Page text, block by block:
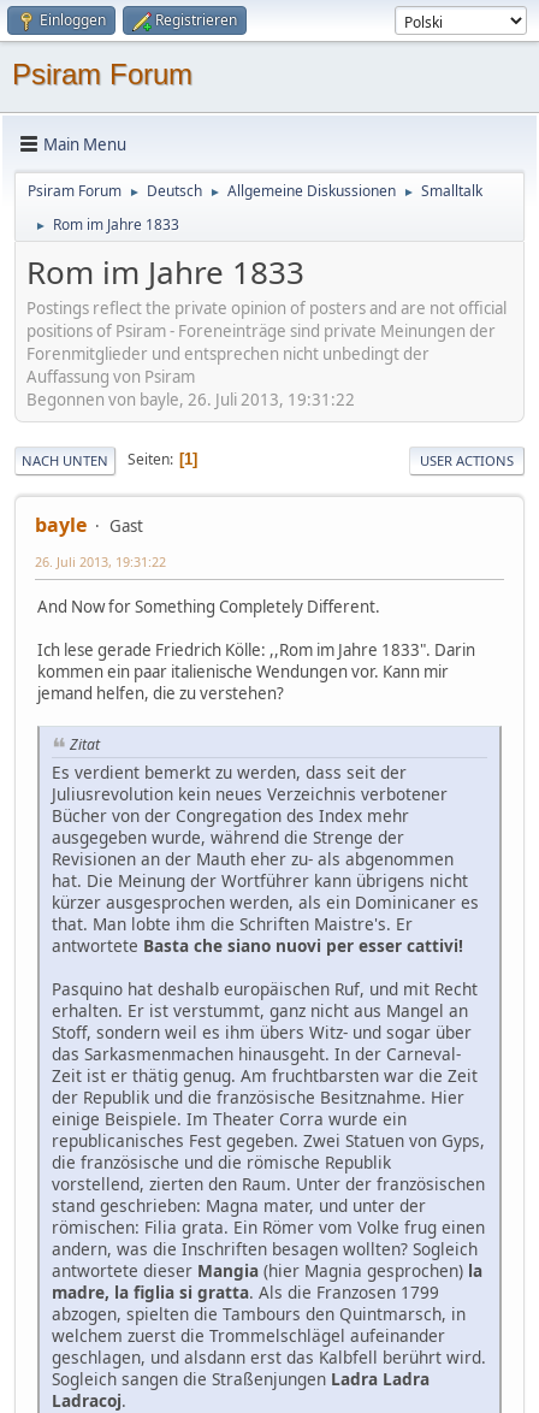
Einloggen Registrieren
Psiram Forum
Main Menu
Psiram Forum ► Deutsch ► Allgemeine Diskussionen ► Smalltalk
► Rom im Jahre 1833
Rom im Jahre 1833
Postings reflect the private opinion of posters and are not official
positions of Psiram - Foreneinträge sind private Meinungen der
Forenmitglieder und entsprechen nicht unbedingt der
Auffassung von Psiram
Begonnen von bayle, 26. Juli 2013, 19:31:22
NACH UNTEN Seiten 1 USER ACTIONS
bayle Gast
26. Juli 2013, 19:31:22
And Now for Something Completely Different.
Ich lese gerade Friedrich Kölle: ,,Rom im Jahre 1833". Darin
kommen ein paar italienische Wendungen vor. Kann mir
jemand helfen, die zu verstehen?
Zitat
Es verdient bemerkt zu werden, dass seit der
Juliusrevolution kein neues Verzeichnis verbotener
Bücher von der Congregation des Index mehr
ausgegeben wurde, während die Strenge der
Revisionen an der Mauth eher zu- als abgenommen
hat. Die Meinung der Wortführer kann übrigens nicht
kürzer ausgesprochen werden, als ein Dominicaner es
that. Man lobte ihm die Schriften Maistre's. Er
antwortete Basta che siano nuovi per esser cattivi!
Pasquino hat deshalb europäischen Ruf, und mit Recht
erhalten. Er ist verstummt, ganz nicht aus Mangel an
Stoff, sondern weil es ihm übers Witz- und sogar über
das Sarkasmenmachen hinausgeht. In der Carneval-
Zeit ist er thätig genug. Am fruchtbarsten war die Zeit
der Republik und die französische Besitznahme. Hier
einige Beispiele. Im Theater Corra wurde ein
republicanisches Fest gegeben. Zwei Statuen von Gyps,
die französische und die römische Republik
vorstellend, zierten den Raum. Unter der französischen
stand geschrieben: Magna mater, und unter der
römischen: Filia grata. Ein Römer vom Volke frug einen
andern, was die Inschriften besagen wollten? Sogleich
antwortete dieser Mangia (hier Magnia gesprochen) la
madre, la figlia si gratta. Als die Franzosen 1799
abzogen, spielten die Tambours den Quintmarsch, in
welchem zuerst die Trommelschlägel aufeinander
geschlagen, und alsdann erst das Kalbfell berührt wird.
Sogleich sangen die Straßenjungen Ladra Ladra
Ladracoj.